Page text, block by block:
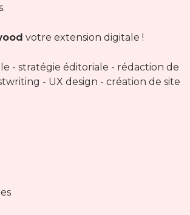
votre extension digitale !
- stratégie éditoriale - rédaction de
- UX design - création de site